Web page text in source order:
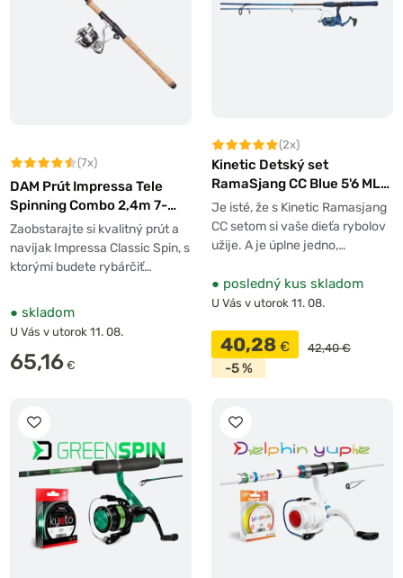
(7x)
DAM Prút Impressa Tele
Spinning Combo 2,4m 7-
28g + Navijak 3000
Zaobstarajte si kvalitný prút a
navijak Impressa Classic Spin, s
ktorými budete rybárčiť…
● skladom
U Vás v utorok 11. 08.
65,16 €
(2x)
Kinetic Detský set
RamaSjang CC Blue 5'6 ML
5-24g 2sec
Je isté, že s Kinetic Ramasjang
CC setom si vaše dieťa rybolov
užije. A je úplne jedno,…
● posledný kus skladom
U Vás v utorok 11. 08.
40,28 € 42,40 €
-5 %